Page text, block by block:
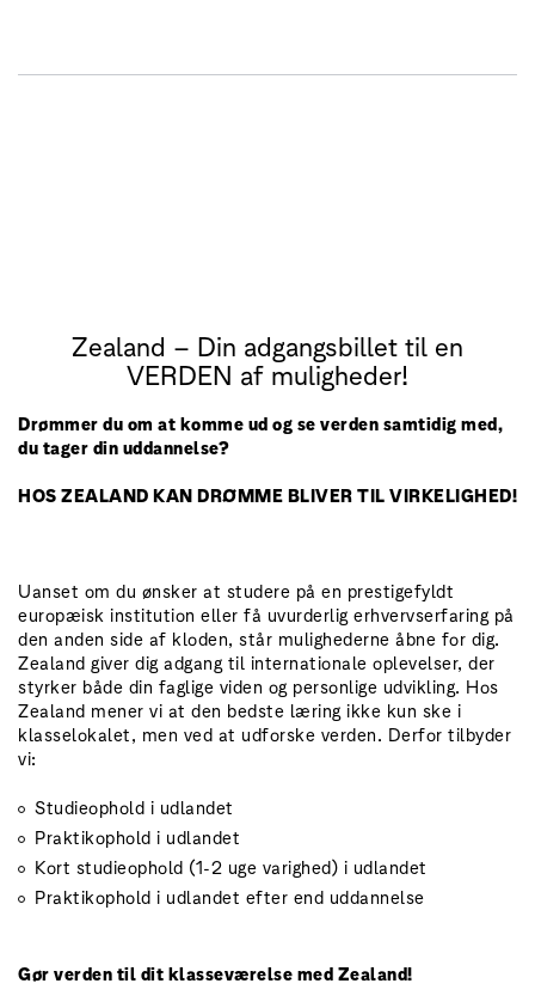
Kom ud i verden
Zealand – Din adgangsbillet til en
VERDEN af muligheder!
Drømmer du om at komme ud og se verden samtidig med,
du tager din uddannelse?
HOS ZEALAND KAN DRØMME BLIVER TIL VIRKELIGHED!
Uanset om du ønsker at studere på en prestigefyldt
europæisk institution eller få uvurderlig erhvervserfaring på
den anden side af kloden, står mulighederne åbne for dig.
Zealand giver dig adgang til internationale oplevelser, der
styrker både din faglige viden og personlige udvikling. Hos
Zealand mener vi at den bedste læring ikke kun ske i
klasselokalet, men ved at udforske verden. Derfor tilbyder
vi:
Studieophold i udlandet
Praktikophold i udlandet
Kort studieophold (1-2 uge varighed) i udlandet
Praktikophold i udlandet efter end uddannelse
Gør verden til dit klasseværelse med Zealand!